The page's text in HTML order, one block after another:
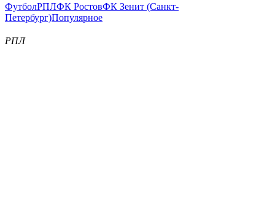
ФутболРПЛФК РостовФК Зенит (Санкт-
Петербург)Популярное
РПЛ